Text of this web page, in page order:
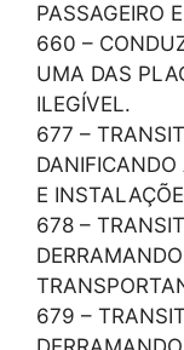
PASSAGEIRO
660 –
UMA DAS
ILEGÍVEL.
677 –
E
678 –
679 –